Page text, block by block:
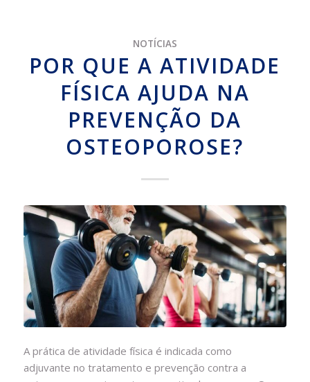
NOTÍCIAS
POR QUE A ATIVIDADE
FÍSICA AJUDA NA
PREVENÇÃO DA
OSTEOPOROSE?
A prática de atividade física é indicada como
adjuvante no tratamento e prevenção contra a